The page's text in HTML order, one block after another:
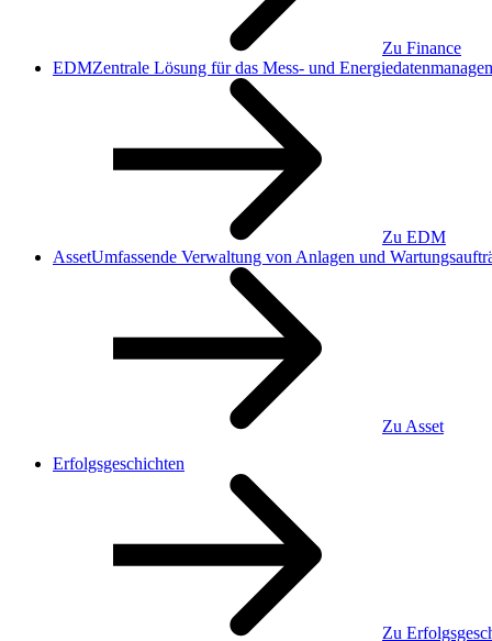
Zu Finance
EDMZentrale Lösung für das Mess- und
Zu EDM
AssetUmfassende Verwaltung von Anlagen und
Zu Asset
Erfolgsgeschichten
Zu